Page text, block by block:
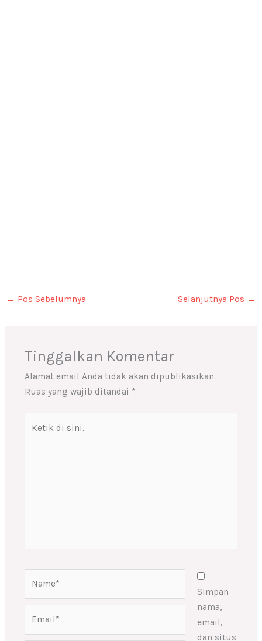
← Pos Sebelumnya Selanjutnya Pos →
Tinggalkan Komentar
Alamat email Anda tidak akan dipublikasikan.
Ruas yang wajib ditandai *
Simpan
nama,
email,
dan situs